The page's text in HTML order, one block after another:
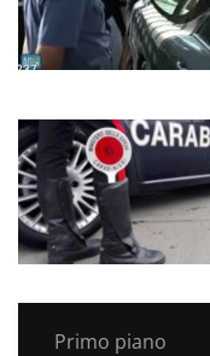
Primo piano